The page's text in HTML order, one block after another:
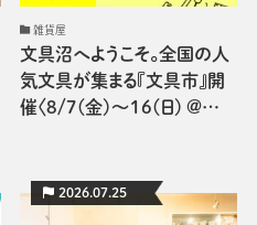
文具沼へようこそ。全国の人
気文具が集まる『文具市』開
催〈8/7(金)～16(日) @…
雑貨屋
2026.07.25